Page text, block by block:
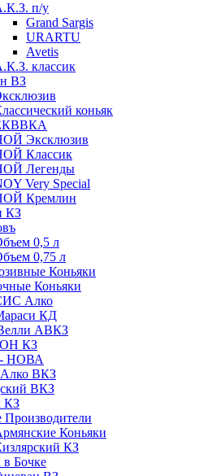
п/у
Grand Sargis
URARTU
Avetis
классик
ВЗ
коньяк
Эксклюзив
Классик
Легенды
Very Speсial
Кремлин
КЗ
0,5 л
0,75 л
Коньяки
Коньяки
Алко
КД
АВКЗ
КЗ
НОВА
ВКЗ
ВКЗ
КЗ
Производители
Коньяки
КЗ
в Бочке